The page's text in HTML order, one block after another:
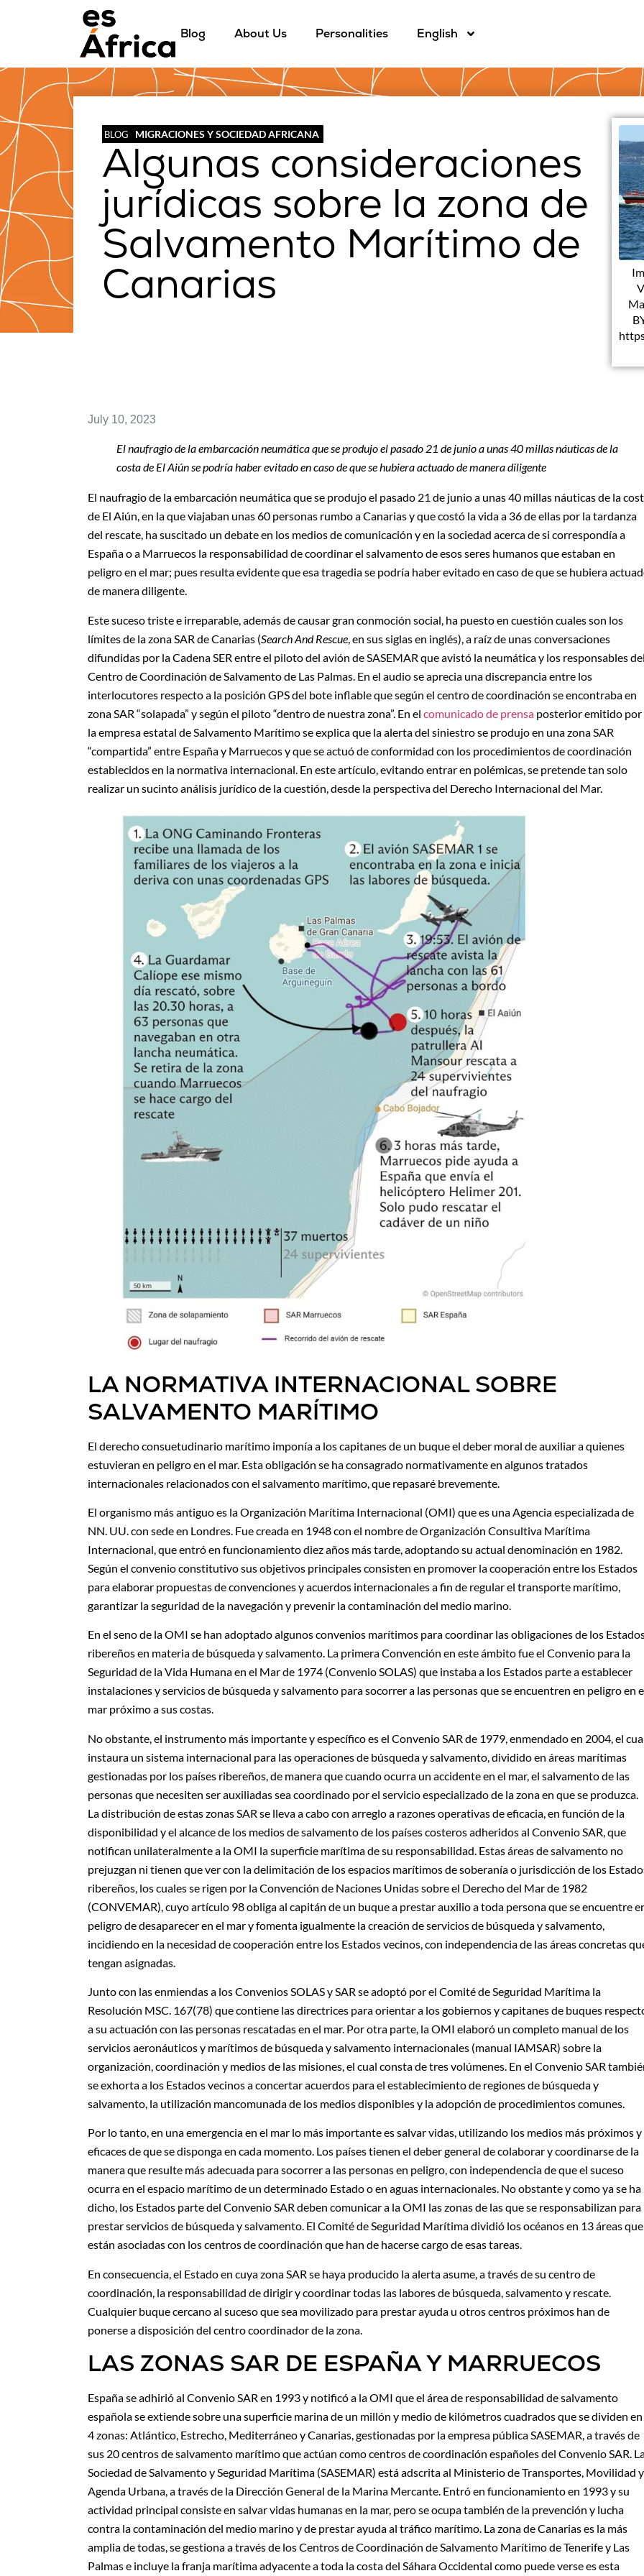
Blog About Us Personalities English
BLOG MIGRACIONES Y SOCIEDAD AFRICANA
Algunas consideraciones
jurídicas sobre la zona de
Salvamento Marítimo de
Canarias
July 10, 2023
El naufragio de la embarcación neumática que se produjo el pasado 21 de junio a unas 40 millas náuticas de la
costa de El Aiún se podría haber evitado en caso de que se hubiera actuado de manera diligente
El naufragio de la embarcación neumática que se produjo el pasado 21 de junio a unas 40 millas náuticas de la
de El Aiún, en la que viajaban unas 60 personas rumbo a Canarias y que costó la vida a 36 de ellas por la tardanza
del rescate, ha suscitado un debate en los medios de comunicación y en la sociedad acerca de si correspondía a
España o a Marruecos la responsabilidad de coordinar el salvamento de esos seres humanos que estaban en
peligro en el mar; pues resulta evidente que esa tragedia se podría haber evitado en caso de que se hubiera
de manera diligente.
Este suceso triste e irreparable, además de causar gran conmoción social, ha puesto en cuestión cuales son los
límites de la zona SAR de Canarias (Search And Rescue , en sus siglas en inglés), a raíz de unas conversaciones
difundidas por la Cadena SER entre el piloto del avión de SASEMAR que avistó la neumática y los responsables
Centro de Coordinación de Salvamento de Las Palmas. En el audio se aprecia una discrepancia entre los
interlocutores respecto a la posición GPS del bote inflable que según el centro de coordinación se encontraba en
zona SAR “solapada” y según el piloto “dentro de nuestra zona”. En el comunicado de prensa posterior emitido por
la empresa estatal de Salvamento Marítimo se explica que la alerta del siniestro se produjo en una zona SAR
“compartida” entre España y Marruecos y que se actuó de conformidad con los procedimientos de coordinación
establecidos en la normativa internacional. En este artículo, evitando entrar en polémicas, se pretende tan solo
realizar un sucinto análisis jurídico de la cuestión, desde la perspectiva del Derecho Internacional del Mar.
LA NORMATIVA INTERNACIONAL SOBRE
SALVAMENTO MARÍTIMO
El derecho consuetudinario marítimo imponía a los capitanes de un buque el deber moral de auxiliar a quienes
estuvieran en peligro en el mar. Esta obligación se ha consagrado normativamente en algunos tratados
internacionales relacionados con el salvamento marítimo, que repasaré brevemente.
El organismo más antiguo es la Organización Marítima Internacional (OMI) que es una Agencia especializada de
NN. UU. con sede en Londres. Fue creada en 1948 con el nombre de Organización Consultiva Marítima
Internacional, que entró en funcionamiento diez años más tarde, adoptando su actual denominación en 1982.
Según el convenio constitutivo sus objetivos principales consisten en promover la cooperación entre los Estados
para elaborar propuestas de convenciones y acuerdos internacionales a fin de regular el transporte marítimo,
garantizar la seguridad de la navegación y prevenir la contaminación del medio marino.
En el seno de la OMI se han adoptado algunos convenios marítimos para coordinar las obligaciones de los
ribereños en materia de búsqueda y salvamento. La primera Convención en este ámbito fue el Convenio para la
Seguridad de la Vida Humana en el Mar de 1974 (Convenio SOLAS) que instaba a los Estados parte a establecer
instalaciones y servicios de búsqueda y salvamento para socorrer a las personas que se encuentren en peligro en
mar próximo a sus costas.
No obstante, el instrumento más importante y específico es el Convenio SAR de 1979, enmendado en 2004, el
instaura un sistema internacional para las operaciones de búsqueda y salvamento, dividido en áreas marítimas
gestionadas por los países ribereños, de manera que cuando ocurra un accidente en el mar, el salvamento de las
personas que necesiten ser auxiliadas sea coordinado por el servicio especializado de la zona en que se produzca.
La distribución de estas zonas SAR se lleva a cabo con arreglo a razones operativas de eficacia, en función de la
disponibilidad y el alcance de los medios de salvamento de los países costeros adheridos al Convenio SAR, que
notifican unilateralmente a la OMI la superficie marítima de su responsabilidad. Estas áreas de salvamento no
prejuzgan ni tienen que ver con la delimitación de los espacios marítimos de soberanía o jurisdicción de los
ribereños, los cuales se rigen por la Convención de Naciones Unidas sobre el Derecho del Mar de 1982
(CONVEMAR), cuyo artículo 98 obliga al capitán de un buque a prestar auxilio a toda persona que se encuentre
peligro de desaparecer en el mar y fomenta igualmente la creación de servicios de búsqueda y salvamento,
incidiendo en la necesidad de cooperación entre los Estados vecinos, con independencia de las áreas concretas
tengan asignadas.
Junto con las enmiendas a los Convenios SOLAS y SAR se adoptó por el Comité de Seguridad Marítima la
Resolución MSC. 167(78) que contiene las directrices para orientar a los gobiernos y capitanes de buques
a su actuación con las personas rescatadas en el mar. Por otra parte, la OMI elaboró un completo manual de los
servicios aeronáuticos y marítimos de búsqueda y salvamento internacionales (manual IAMSAR) sobre la
organización, coordinación y medios de las misiones, el cual consta de tres volúmenes. En el Convenio SAR
se exhorta a los Estados vecinos a concertar acuerdos para el establecimiento de regiones de búsqueda y
salvamento, la utilización mancomunada de los medios disponibles y la adopción de procedimientos comunes.
Por lo tanto, en una emergencia en el mar lo más importante es salvar vidas, utilizando los medios más próximos y
eficaces de que se disponga en cada momento. Los países tienen el deber general de colaborar y coordinarse de la
manera que resulte más adecuada para socorrer a las personas en peligro, con independencia de que el suceso
ocurra en el espacio marítimo de un determinado Estado o en aguas internacionales. No obstante y como ya se ha
dicho, los Estados parte del Convenio SAR deben comunicar a la OMI las zonas de las que se responsabilizan para
prestar servicios de búsqueda y salvamento. El Comité de Seguridad Marítima dividió los océanos en 13 áreas que
están asociadas con los centros de coordinación que han de hacerse cargo de esas tareas.
En consecuencia, el Estado en cuya zona SAR se haya producido la alerta asume, a través de su centro de
coordinación, la responsabilidad de dirigir y coordinar todas las labores de búsqueda, salvamento y rescate.
Cualquier buque cercano al suceso que sea movilizado para prestar ayuda u otros centros próximos han de
ponerse a disposición del centro coordinador de la zona.
LAS ZONAS SAR DE ESPAÑA Y MARRUECOS
España se adhirió al Convenio SAR en 1993 y notificó a la OMI que el área de responsabilidad de salvamento
española se extiende sobre una superficie marina de un millón y medio de kilómetros cuadrados que se dividen en
4 zonas: Atlántico, Estrecho, Mediterráneo y Canarias, gestionadas por la empresa pública SASEMAR, a través de
sus 20 centros de salvamento marítimo que actúan como centros de coordinación españoles del Convenio SAR.
Sociedad de Salvamento y Seguridad Marítima (SASEMAR) está adscrita al Ministerio de Transportes, Movilidad y
Agenda Urbana, a través de la Dirección General de la Marina Mercante. Entró en funcionamiento en 1993 y su
actividad principal consiste en salvar vidas humanas en la mar, pero se ocupa también de la prevención y lucha
contra la contaminación del medio marino y de prestar ayuda al tráfico marítimo. La zona de Canarias es la más
amplia de todas, se gestiona a través de los Centros de Coordinación de Salvamento Marítimo de Tenerife y Las
Palmas e incluye la franja marítima adyacente a toda la costa del Sáhara Occidental como puede verse es esta